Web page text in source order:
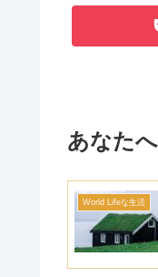
あなた
World Lifeな生活